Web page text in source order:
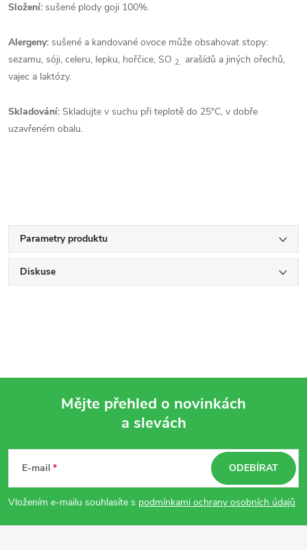
Složení: sušené plody goji 100%.
Alergeny: sušené a kandované ovoce může obsahovat stopy:
sezamu, sóji, celeru, lepku, hořčice, SO 2, arašídů a jiných ořechů,
vajec a laktózy.
Skladování: Skladujte v suchu při teplotě do 25°C, v dobře
uzavřeném obalu.
Parametry produktu
Diskuse
p
a
Mějte přehled o novinkách
a slevách
E-mail
Vložením e-mailu souhlasíte s podmínkami ochrany osobních údajů
ODEBÍRAT